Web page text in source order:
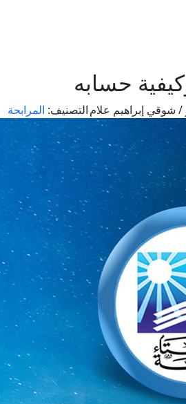
حسابه
/ شوقي إبراهيم علامالتصنيف: المرابحة